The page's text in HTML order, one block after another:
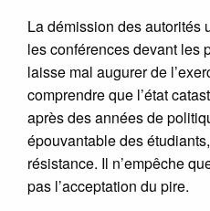
La démission des autorités
les conférences devant les
laisse mal augurer de
comprendre que l’état
après des années de
épouvantable des
résistance. Il n’empêche
pas l’acceptation du pire.